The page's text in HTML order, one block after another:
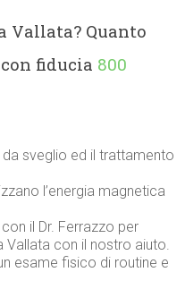
Vallata? Quanto
fiducia 800
sveglio ed il trattamento
l’energia magnetica
il Dr. Ferrazzo per
Vallata con il nostro aiuto.
esame fisico di routine e